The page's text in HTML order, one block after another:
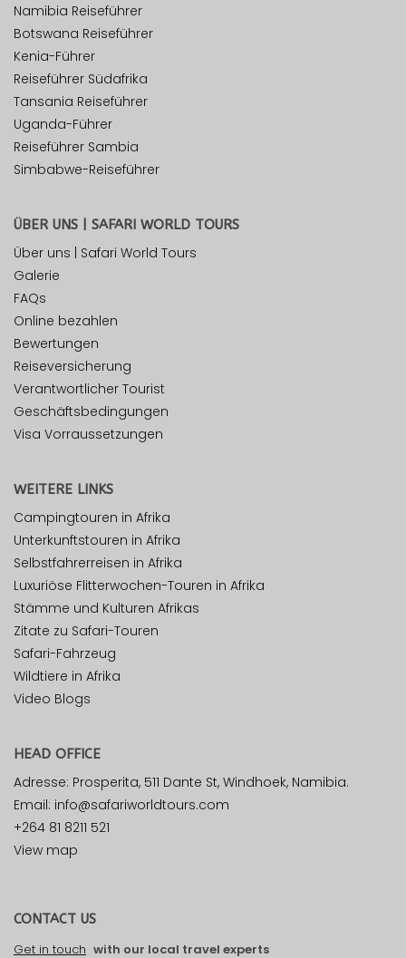
Namibia Reiseführer
Botswana Reiseführer
Kenia-Führer
Reiseführer Südafrika
Tansania Reiseführer
Uganda-Führer
Reiseführer Sambia
Simbabwe-Reiseführer
ÜBER UNS | SAFARI WORLD TOURS
Über uns | Safari World Tours
Galerie
FAQs
Online bezahlen
Bewertungen
Reiseversicherung
Verantwortlicher Tourist
Geschäftsbedingungen
Visa Vorraussetzungen
WEITERE LINKS
Campingtouren in Afrika
Unterkunftstouren in Afrika
Selbstfahrerreisen in Afrika
Luxuriöse Flitterwochen-Touren in Afrika
Stämme und Kulturen Afrikas
Zitate zu Safari-Touren
Safari-Fahrzeug
Wildtiere in Afrika
Video Blogs
HEAD OFFICE
Adresse: Prosperita, 511 Dante St, Windhoek, Namibia.
Email: info@safariworldtours.com
+264 81 8211 521
View map
CONTACT US
Get in touch with our local travel experts